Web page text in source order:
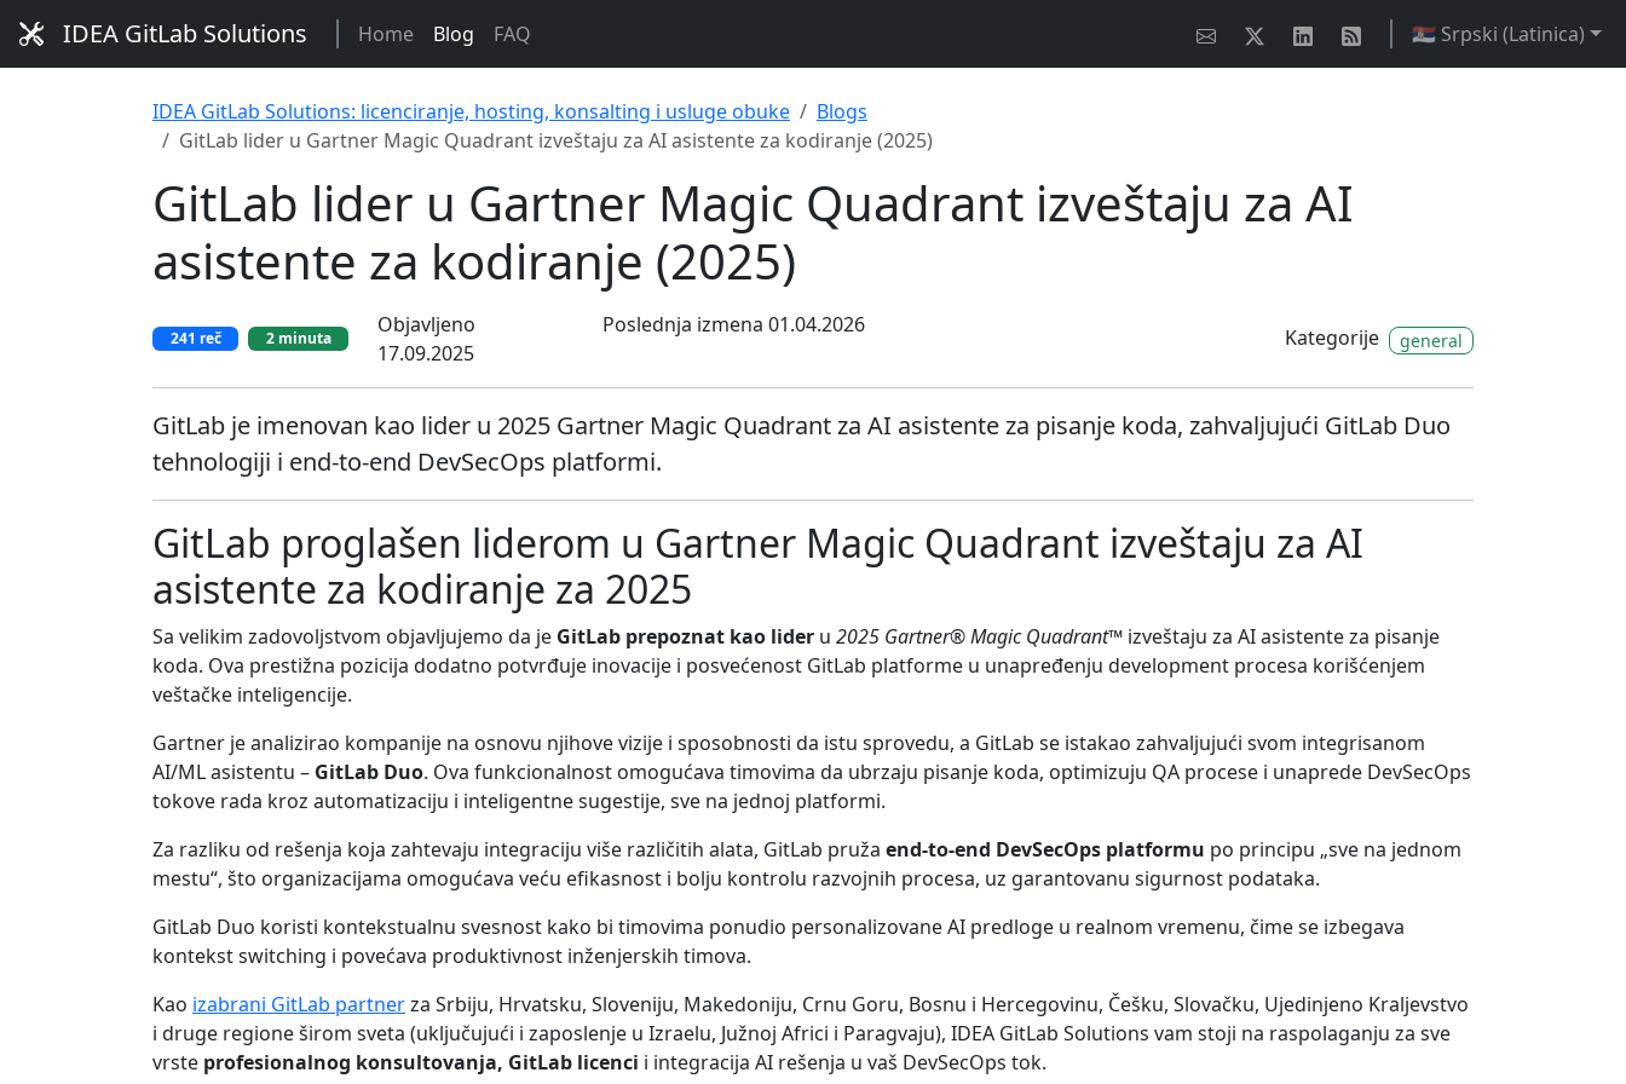
IDEA GitLab Solutions Home Blog FAQ 🇷🇸 Srpski (Latinica)
IDEA GitLab Solutions: licenciranje, hosting, konsalting i usluge obuke
Blogs
GitLab lider u Gartner Magic Quadrant izveštaju za AI asistente za kodiranje (2025)
GitLab lider u Gartner Magic Quadrant izveštaju za AI
asistente za kodiranje (2025)
241 reč 2 minuta
Objavljeno
17.09.2025
Poslednja izmena 01.04.2026
Kategorije general
GitLab je imenovan kao lider u 2025 Gartner Magic Quadrant za AI asistente za pisanje koda, zahvaljujući GitLab Duo
tehnologiji i end-to-end DevSecOps platformi.
GitLab proglašen liderom u Gartner Magic Quadrant izveštaju za AI
asistente za kodiranje za 2025
Sa velikim zadovoljstvom objavljujemo da je GitLab prepoznat kao lider u 2025 Gartner® Magic Quadrant™ izveštaju za AI asistente za pisanje
koda. Ova prestižna pozicija dodatno potvrđuje inovacije i posvećenost GitLab platforme u unapređenju development procesa korišćenjem
veštačke inteligencije.
Gartner je analizirao kompanije na osnovu njihove vizije i sposobnosti da istu sprovedu, a GitLab se istakao zahvaljujući svom integrisanom
AI/ML asistentu – GitLab Duo. Ova funkcionalnost omogućava timovima da ubrzaju pisanje koda, optimizuju QA procese i unaprede DevSecOps
tokove rada kroz automatizaciju i inteligentne sugestije, sve na jednoj platformi.
Za razliku od rešenja koja zahtevaju integraciju više različitih alata, GitLab pruža end-to-end DevSecOps platformu po principu „sve na jednom
mestu“, što organizacijama omogućava veću efikasnost i bolju kontrolu razvojnih procesa, uz garantovanu sigurnost podataka.
GitLab Duo koristi kontekstualnu svesnost kako bi timovima ponudio personalizovane AI predloge u realnom vremenu, čime se izbegava
kontekst switching i povećava produktivnost inženjerskih timova.
Kao izabrani GitLab partnerza Srbiju, Hrvatsku, Sloveniju, Makedoniju, Crnu Goru, Bosnu i Hercegovinu, Češku, Slovačku, Ujedinjeno Kraljevstvo
i druge regione širom sveta (uključujući i zaposlenje u Izraelu, Južnoj Africi i Paragvaju), IDEA GitLab Solutions vam stoji na raspolaganju za sve
vrste profesionalnog konsultovanja, GitLab licenci i integracija AI rešenja u vaš DevSecOps tok.